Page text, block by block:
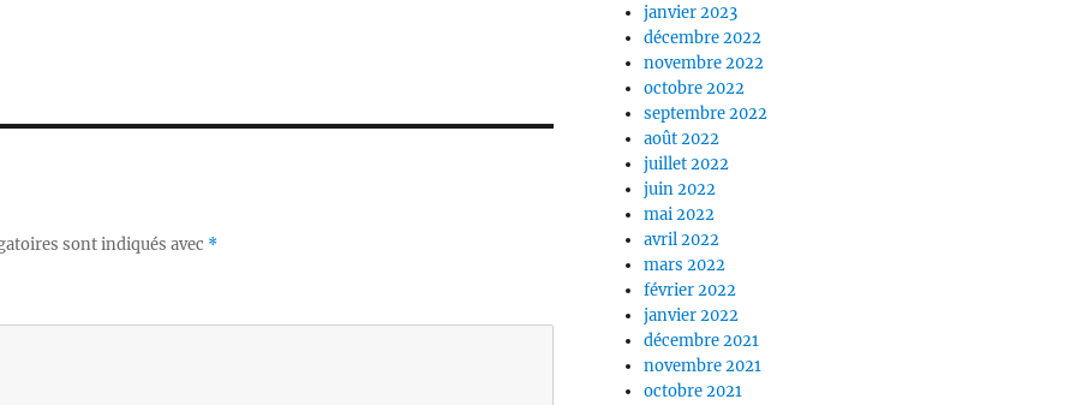
sont indiqués avec *
janvier 2023
décembre 2022
novembre 2022
octobre 2022
septembre 2022
août 2022
juillet 2022
juin 2022
mai 2022
avril 2022
mars 2022
février 2022
janvier 2022
décembre 2021
novembre 2021
octobre 2021